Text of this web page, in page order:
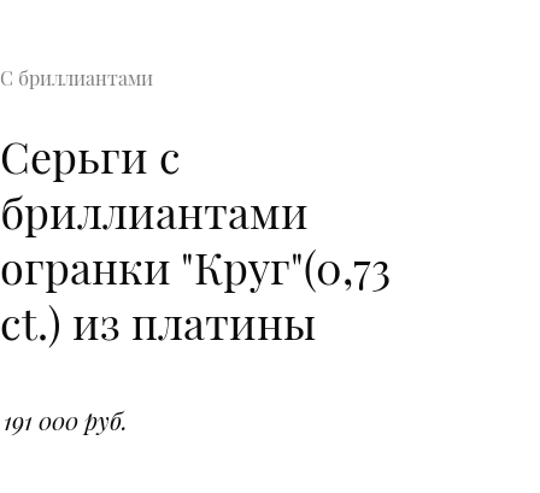
С бриллиантами
Серьги с
бриллиантами
огранки "Круг"(0,73
ct.) из платины
191 000 руб.